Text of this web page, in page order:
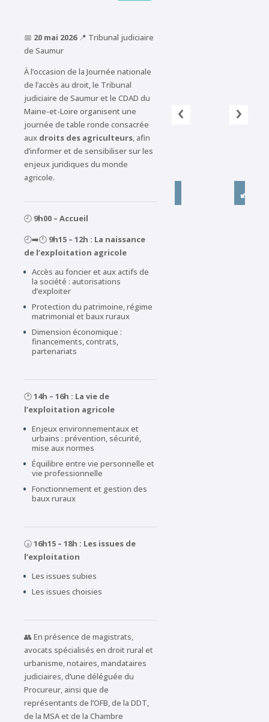
📅 20 mai 2026📍 Tribunal judiciaire
de Saumur
À l’occasion de la Journée nationale
de l’accès au droit, le Tribunal
judiciaire de Saumur et le CDAD du
Maine-et-Loire organisent une
journée de table ronde consacrée
aux droits des agriculteurs, afin
d’informer et de sensibiliser sur les
enjeux juridiques du monde
agricole.
🕘 9h00 – Accueil
🕘➡️🕛 9h15 – 12h : La naissance
de l’exploitation agricole
Accès au foncier et aux actifs de
la société : autorisations
d’exploiter
Protection du patrimoine, régime
matrimonial et baux ruraux
Dimension économique :
financements, contrats,
partenariats
🕑14h – 16h : La vie de
l’exploitation agricole
Enjeux environnementaux et
urbains : prévention, sécurité,
mise aux normes
Équilibre entre vie personnelle et
vie professionnelle
Fonctionnement et gestion des
baux ruraux
🕟16h15 – 18h : Les issues de
l’exploitation
Les issues subies
Les issues choisies
👥 En présence de magistrats,
avocats spécialisés en droit rural et
urbanisme, notaires, mandataires
judiciaires, d’une déléguée du
Procureur, ainsi que de
représentants de l’OFB, de la DDT,
de la MSA et de la Chambre
‹ ›